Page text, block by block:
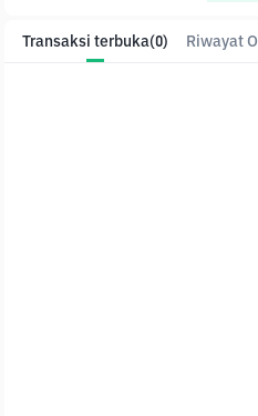
Transaksi terbuka(0) Riwayat